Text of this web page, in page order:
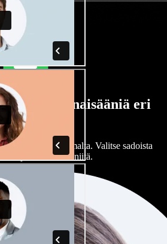
mies- ja naisääniä eri
aksenteilla
kuulostaa samalta. Valitse sadoista
ja hienosäädä niitä.